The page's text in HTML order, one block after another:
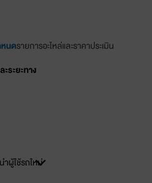
หนดรายการอะไหล่และราคาประเมิน
ระยะทาง
ำผู้ใช้รถใหม่